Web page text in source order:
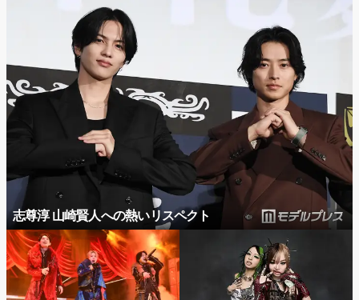
志尊淳 山崎賢人への熱いリスペクト